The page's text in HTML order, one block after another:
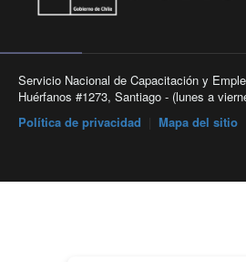
Servicio Nacional de Capacitación y
Huérfanos #1273, Santiago - (lunes a
Política de privacidad
Mapa del sitio